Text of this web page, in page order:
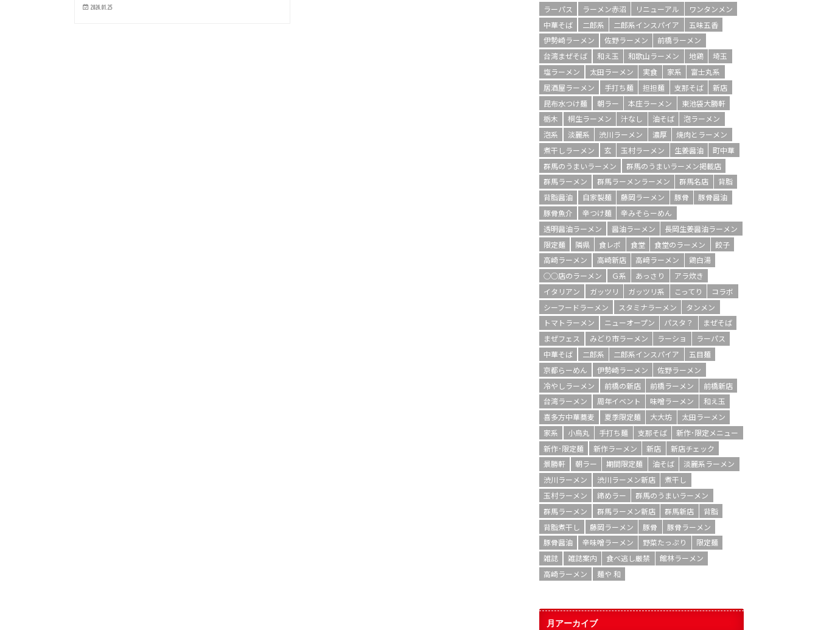
2024.01.25
ラーパス
ラーメン赤沼 リニューアル
ワンタンメン
中華そば
二郎系 二郎系インスパイア
五味五香
伊勢崎ラーメン
佐野ラーメン
前橋ラーメン
台湾まぜそば
和え玉 和歌山ラーメン 地鶏
埼玉
塩ラーメン
太田ラーメン 実食 家系
富士丸系
居酒屋ラーメン
手打ち麺 担担麺 支那そば
新店
昆布水つけ麺
朝ラー 本庄ラーメン
東池袋大勝軒
栃木
桐生ラーメン 汁なし 油そば
泡ラーメン
泡系
淡麗系 渋川ラーメン 濃厚
焼肉とラーメン
煮干しラーメン
玄 玉村ラーメン 生姜醤油
町中華
群馬のうまいラーメン
群馬のうまいラーメン掲載店
群馬ラーメン
群馬ラーメンラーメン 群馬名店
背脂
背脂醤油
自家製麺 藤岡ラーメン 豚骨
豚骨醤油
豚骨魚介
辛つけ麺
辛みそらーめん
透明醤油ラーメン
醤油ラーメン
長岡生姜醤油ラーメン
限定麺
隣県 食レポ 食堂 食堂のラーメン
餃子
高崎ラーメン
高崎新店 高﨑ラーメン
鶏白湯
○○店のラーメン
Ｇ系 あっさり
アラ炊き
イタリアン
ガッツリ ガッツリ系 こってり
コラボ
シーフードラーメン
スタミナラーメン
タンメン
トマトラーメン
ニューオープン パスタ？
まぜそば
まぜフェス
みどり市ラーメン ラーショ
ラーパス
中華そば
二郎系 二郎系インスパイア
五目麺
京都らーめん
伊勢崎ラーメン
佐野ラーメン
冷やしラーメン
前橋の新店 前橋ラーメン
前橋新店
台湾ラーメン
周年イベント 味噌ラーメン
和え玉
喜多方中華蕎麦
夏季限定麺 大大坊
太田ラーメン
家系
小烏丸 手打ち麺 支那そば
新作･限定メニュー
新作･限定麺
新作ラーメン 新店
新店チェック
景勝軒
朝ラー 期間限定麺 油そば
淡麗系ラーメン
渋川ラーメン
渋川ラーメン新店
煮干し
玉村ラーメン
締めラー
群馬のうまいラーメン
群馬ラーメン
群馬ラーメン新店 群馬新店
背脂
背脂煮干し
藤岡ラーメン 豚骨
豚骨ラーメン
豚骨醤油
辛味噌ラーメン 野菜たっぷり
限定麺
雑誌
雑誌案内 食べ逃し厳禁
館林ラーメン
高崎ラーメン
麺や 和
月アーカイブ